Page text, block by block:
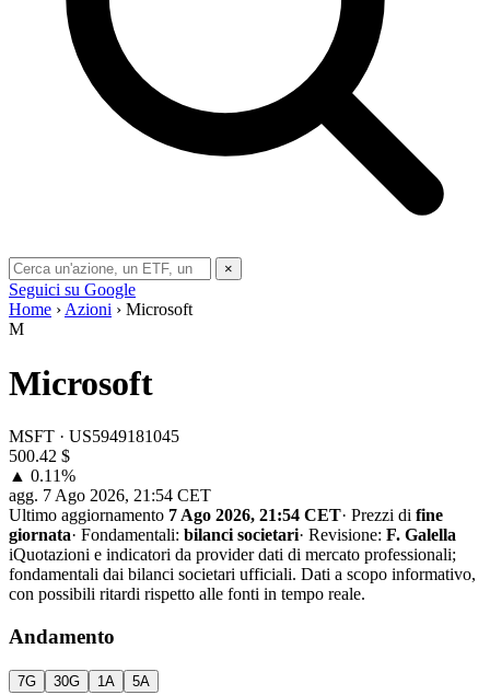
×
Seguici su Google
Home › Azioni › Microsoft
M
Microsoft
MSFT · US5949181045
500.42 $
▲ 0.11%
agg. 7 Ago 2026, 21:54 CET
Ultimo aggiornamento 7 Ago 2026, 21:54 CET· Prezzi di fine
giornata· Fondamentali: bilanci societari· Revisione: F. Galella
iQuotazioni e indicatori da provider dati di mercato professionali;
fondamentali dai bilanci societari ufficiali. Dati a scopo informativo,
con possibili ritardi rispetto alle fonti in tempo reale.
Andamento
7G 30G 1A 5A